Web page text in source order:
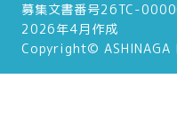
募集文書番号26TC-
2026年4月作成
Copyright© ASHINAGA